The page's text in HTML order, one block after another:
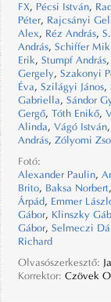
FX, Pécsi István,
Péter, Rajcsányi
Alex, Réz András,
András, Schiffer
Erik, Stumpf András,
Gergely, Szakonyi
Éva, Szilágyi János,
Gabriella, Sándor
Gergő, Tóth Enikő,
Alinda, Vágó István,
András, Zólyomi
Fotó:
Alexander Paulin,
Brito, Baksa Norbert,
Árpád, Emmer
Gábor, Klinszky
Gábor, Selmeczi
Richard
Olvasószerkesztő:
Korrektor: Czövek